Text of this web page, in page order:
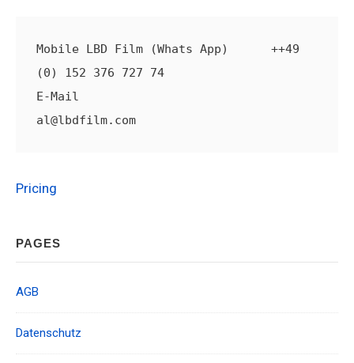
Mobile LBD Film (Whats App)      ++49
(0) 152 376 727 74
E-Mail
al@lbdfilm.com
Pricing
Footer
Widget
Area
PAGES
AGB
Datenschutz